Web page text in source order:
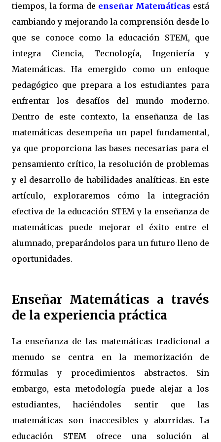
tiempos, la forma de enseñar Matemáticas está
cambiando y mejorando la comprensión desde lo
que se conoce como la educación STEM, que
integra Ciencia, Tecnología, Ingeniería y
Matemáticas. Ha emergido como un enfoque
pedagógico que prepara a los estudiantes para
enfrentar los desafíos del mundo moderno.
Dentro de este contexto, la enseñanza de las
matemáticas desempeña un papel fundamental,
ya que proporciona las bases necesarias para el
pensamiento crítico, la resolución de problemas
y el desarrollo de habilidades analíticas. En este
artículo, exploraremos cómo la integración
efectiva de la educación STEM y la enseñanza de
matemáticas puede mejorar el éxito entre el
alumnado, preparándolos para un futuro lleno de
oportunidades.
Enseñar Matemáticas a través
de la experiencia práctica
La enseñanza de las matemáticas tradicional a
menudo se centra en la memorización de
fórmulas y procedimientos abstractos. Sin
embargo, esta metodología puede alejar a los
estudiantes, haciéndoles sentir que las
matemáticas son inaccesibles y aburridas. La
educación STEM ofrece una solución al